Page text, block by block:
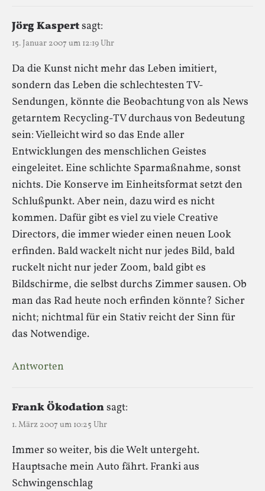
Jörg Kaspertsagt:
15. Januar 2007 um 12:19 Uhr
Da die Kunst nicht mehr das Leben imitiert,
sondern das Leben die schlechtesten TV-
Sendungen, könnte die Beobachtung von als News
getarntem Recycling-TV durchaus von Bedeutung
sein: Vielleicht wird so das Ende aller
Entwicklungen des menschlichen Geistes
eingeleitet. Eine schlichte Sparmaßnahme, sonst
nichts. Die Konserve im Einheitsformat setzt den
Schlußpunkt. Aber nein, dazu wird es nicht
kommen. Dafür gibt es viel zu viele Creative
Directors, die immer wieder einen neuen Look
erfinden. Bald wackelt nicht nur jedes Bild, bald
ruckelt nicht nur jeder Zoom, bald gibt es
Bildschirme, die selbst durchs Zimmer sausen. Ob
man das Rad heute noch erfinden könnte? Sicher
nicht; nichtmal für ein Stativ reicht der Sinn für
das Notwendige.
Antworten
Frank Ökodationsagt:
1. März 2007 um 10:25 Uhr
Immer so weiter, bis die Welt untergeht.
Hauptsache mein Auto fährt. Franki aus
Schwingenschlag